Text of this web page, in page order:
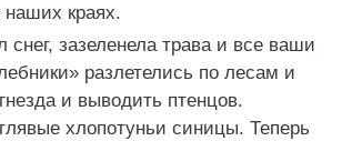
краях.
снег, зазеленела трава и все ваши
разлетелись по лесам и
и выводить птенцов.
хлопотуньи синицы. Теперь